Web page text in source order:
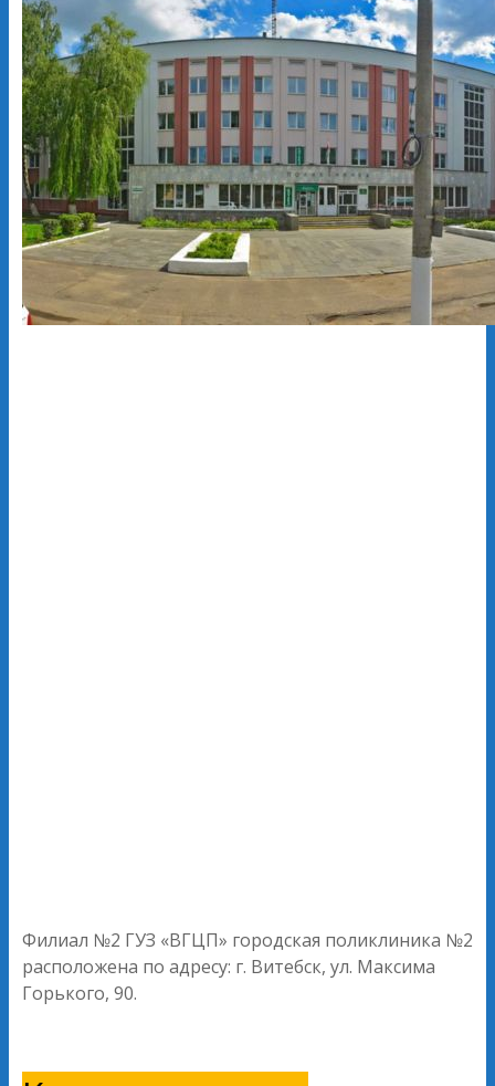
Филиал №2 ГУЗ «ВГЦП» городская поликлиника №2
расположена по адресу: г. Витебск, ул. Максима
Горького, 90.